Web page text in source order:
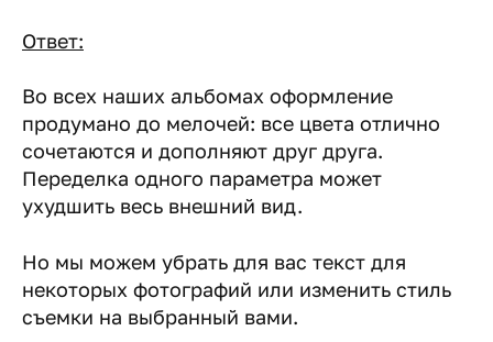
Ответ:
Во всех наших альбомах оформление
продумано до мелочей: все цвета отлично
сочетаются и дополняют друг друга.
Переделка одного параметра может
ухудшить весь внешний вид.
Но мы можем убрать для вас текст для
некоторых фотографий или изменить стиль
съемки на выбранный вами.